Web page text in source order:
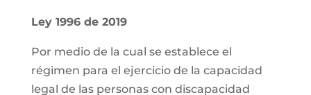
Ley 1996 de 2019
Por medio de la cual se establece el
régimen para el ejercicio de la capacidad
legal de las personas con discapacidad